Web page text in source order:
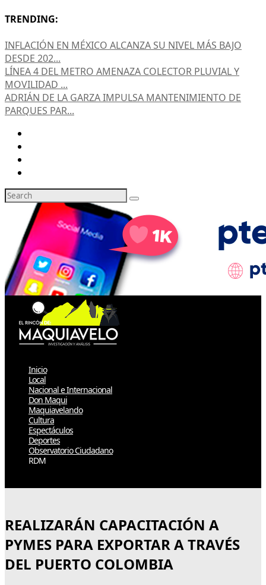
TRENDING:
INFLACIÓN EN MÉXICO ALCANZA SU NIVEL MÁS BAJO
DESDE 202...
LÍNEA 4 DEL METRO AMENAZA COLECTOR PLUVIAL Y
MOVILIDAD ...
ADRIÁN DE LA GARZA IMPULSA MANTENIMIENTO DE
PARQUES PAR...
Inicio
Local
Nacional e Internacional
Don Maqui
Maquiavelando
Cultura
Espectáculos
Deportes
Observatorio Ciudadano
RDM
REALIZARÁN CAPACITACIÓN A
PYMES PARA EXPORTAR A TRAVÉS
DEL PUERTO COLOMBIA